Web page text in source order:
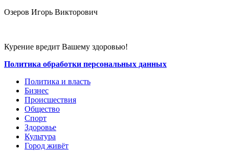
Озеров Игорь Викторович
Курение вредит Вашему здоровью!
Политика обработки персональных данных
Политика и власть
Бизнес
Происшествия
Общество
Cпорт
Здоровье
Культура
Город живёт